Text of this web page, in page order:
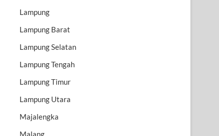
Lampung
Lampung Barat
Lampung Selatan
Lampung Tengah
Lampung Timur
Lampung Utara
Majalengka
Malang